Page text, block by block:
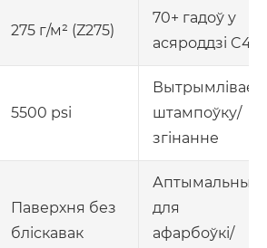
275 г/м² (Z275)
70+ гадоў у
асяроддзі C4
5500 psi
Вытрымлівае
штампоўку/
згінанне
Паверхня без
бліскавак
Аптымальны
для
афарбоўкі/